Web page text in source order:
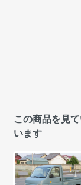
この商品を見
います